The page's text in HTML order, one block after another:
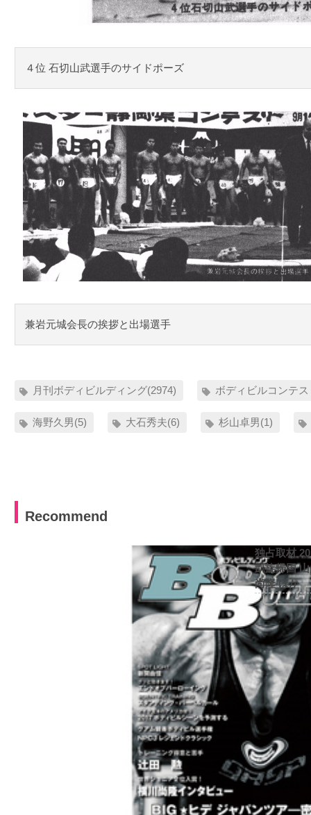
４位 石切山武選手のサイドポーズ
兼岩元城会長の挨拶と出場選手
月刊ボディビルディング(2974) ボディビルコンテ
海野久男(5) 大石秀夫(6) 杉山卓男(1)
Recommend
独占取材
凱旋帰国
尚隆 ほか